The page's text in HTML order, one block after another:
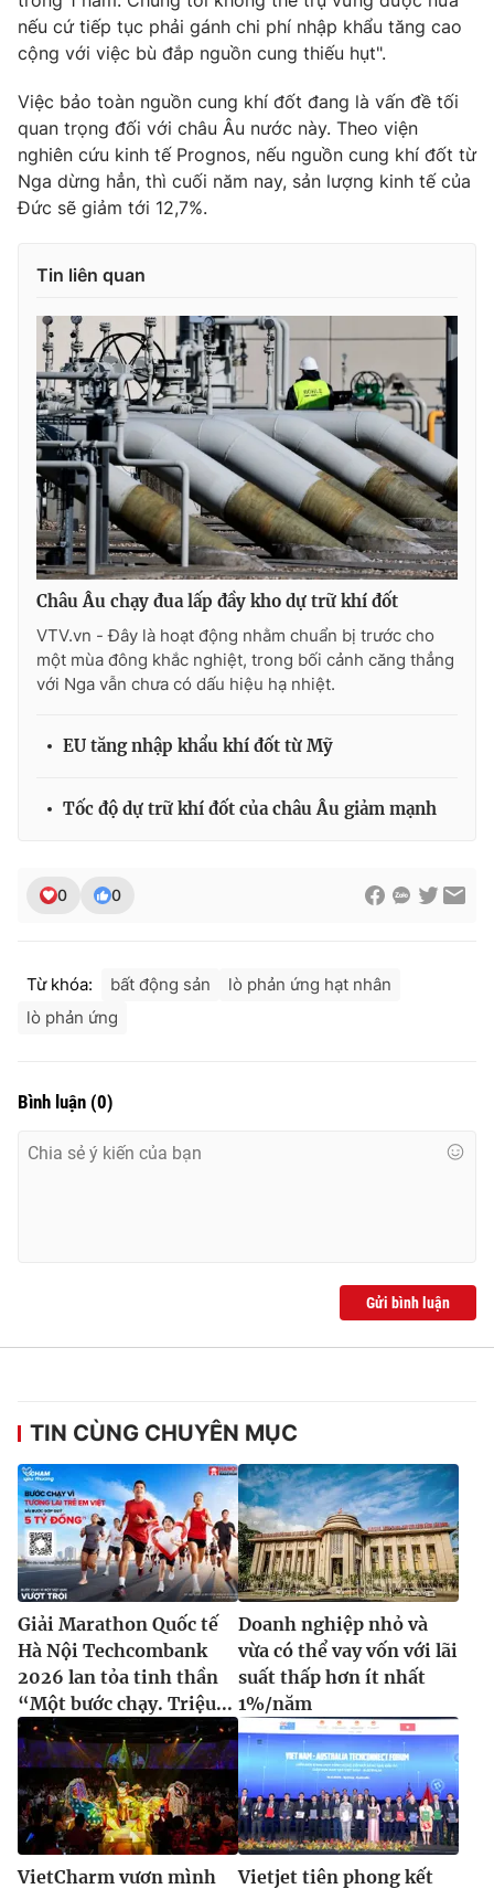
Ðiện thoại Thời báo VTV:024.66 897 897
Email:
toasoan@vtv.vn
® Cấm sao chép dưới mọi hình thức nếu không có sự chấp
thuận bằng văn bản. Ghi rõ nguồn VTV.vn khi phát hành lại
thông tin từ website này.
nếu cứ tiếp tục phải gánh chi phí nhập khẩu tăng cao
cộng với việc bù đắp nguồn cung thiếu hụt".
Việc bảo toàn nguồn cung khí đốt đang là vấn đề tối
quan trọng đối với châu Âu nước này. Theo viện
nghiên cứu kinh tế Prognos, nếu nguồn cung khí đốt từ
Nga dừng hẳn, thì cuối năm nay, sản lượng kinh tế của
Đức sẽ giảm tới 12,7%.
Tin liên quan
Châu Âu chạy đua lấp đầy kho dự trữ khí đốt
VTV.vn - Đây là hoạt động nhằm chuẩn bị trước cho
một mùa đông khắc nghiệt, trong bối cảnh căng thẳng
với Nga vẫn chưa có dấu hiệu hạ nhiệt.
EU tăng nhập khẩu khí đốt từ Mỹ
Tốc độ dự trữ khí đốt của châu Âu giảm mạnh
0 0
Từ khóa: bất động sản
lò phản ứng hạt nhân
lò phản ứng
Bình luận (0)
Gửi bình luận
TIN CÙNG CHUYÊN MỤC
Giải Marathon Quốc tế
Hà Nội Techcombank
2026 lan tỏa tinh thần
“Một bước chạy. Triệu...
Doanh nghiệp nhỏ và
vừa có thể vay vốn với lãi
suất thấp hơn ít nhất
1%/năm
VietCharm vươn mình
Vietjet tiên phong kết